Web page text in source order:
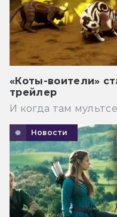
«Коты-воители»
трейлер
И когда там
Новости